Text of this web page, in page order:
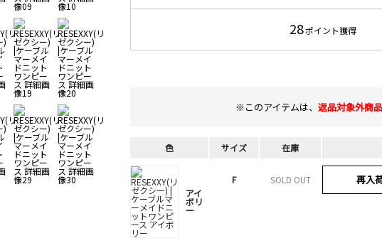
28ポイント獲得
※このアイテムは、 返品対象外商品
色 サイズ 在庫
アイ
ボリ
ー
F SOLD OUT 再入